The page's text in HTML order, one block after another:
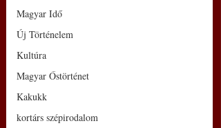
Magyar Idő
Új Történelem
Kultúra
Magyar Őstörténet
Kakukk
kortárs szépirodalom